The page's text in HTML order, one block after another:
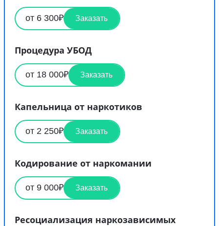
от 6 300₽ Заказать
Процедура УБОД
от 18 000₽ Заказать
Капельница от наркотиков
от 2 250₽ Заказать
Кодирование от наркомании
от 9 000₽ Заказать
Ресоциализация наркозависимых